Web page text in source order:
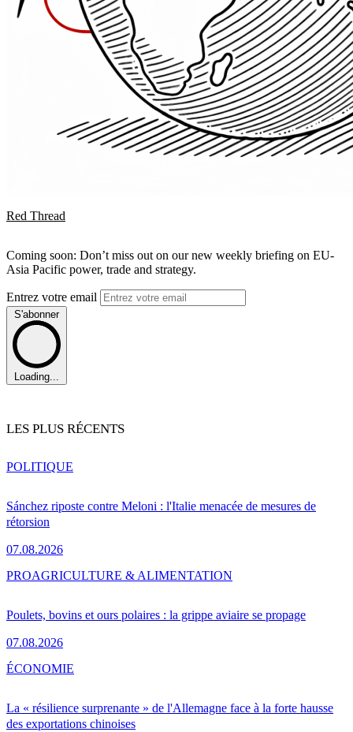
Red Thread
Coming soon: Don’t miss out on our new weekly briefing on EU-
Asia Pacific power, trade and strategy.
Entrez votre email
S'abonner
Loading...
LES PLUS RÉCENTS
Sánchez riposte contre Meloni : l'Italie menacée de mesures de
rétorsion
07.08.2026
POLITIQUE
Poulets, bovins et ours polaires : la grippe aviaire se propage
07.08.2026
PROAGRICULTURE & ALIMENTATION
La « résilience surprenante » de l'Allemagne face à la forte hausse
des exportations chinoises
ÉCONOMIE